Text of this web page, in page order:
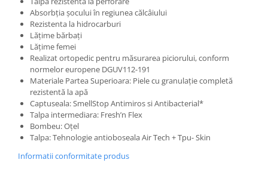
Protecția urechilor
Scule de mana
Capsatoare , multifuncionale si
pistoale silicon
Chei si truse chei
Ciocane , clesti si foarfeci
Debitare gresie / faianta si geamuri
Echipamente atelier
Fierastraie si topoare
Gletiere , spacluri si cuttere
Absorbția șocului în regiunea călcâiului
Rezistenta la hidrocarburi
Lățime bărbați
Lățime femei
Realizat ortopedic pentru măsurarea piciorului, conform
normelor europene DGUV112-191
Materiale Partea Superioara: Piele cu granulație completă
rezistentă la apă
Captuseala: SmellStop Antimiros si Antibacterial*
Talpa intermediara: Fresh’n Flex
Bombeu: Oţel
Talpa: Tehnologie antioboseala Air Tech + Tpu- Skin
Informatii conformitate produs